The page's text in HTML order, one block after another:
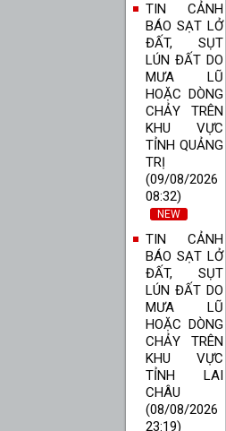
TIN CẢNH
BÁO SẠT LỞ
ĐẤT, SỤT
LÚN ĐẤT DO
MƯA LŨ
HOẶC DÒNG
CHẢY TRÊN
KHU VỰC
TỈNH QUẢNG
TRỊ
(09/08/2026
08:32)
NEW
TIN CẢNH
BÁO SẠT LỞ
ĐẤT, SỤT
LÚN ĐẤT DO
MƯA LŨ
HOẶC DÒNG
CHẢY TRÊN
KHU VỰC
TỈNH LAI
CHÂU
(08/08/2026
23:19)